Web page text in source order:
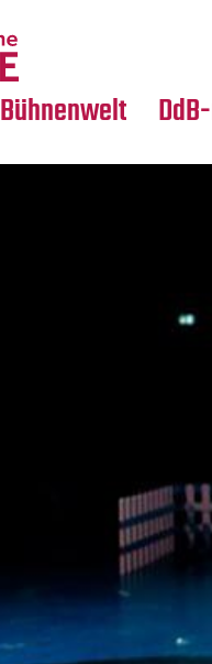
Bühnenwelt
Medientipps